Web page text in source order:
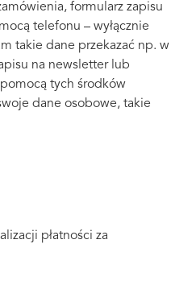
formularz zapisu
telefonu – wyłącznie
takie dane przekazać np. w
na newsletter lub
tych środków
dane osobowe, takie
płatności za